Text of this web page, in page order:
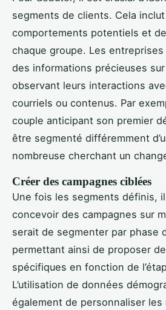
segments de clients. Cela inclut
comportements potentiels et
chaque groupe. Les
des informations précieuses
observant leurs interactions
courriels ou contenus. Par
couple anticipant son premier
être segmenté différemment
nombreuse cherchant un
Créer des campagnes ciblées
Une fois les segments définis,
concevoir des campagnes sur
serait de segmenter par phase
permettant ainsi de proposer
spécifiques en fonction de
L’utilisation de données
également de personnaliser les